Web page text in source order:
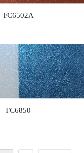
FC6502A
FC6850